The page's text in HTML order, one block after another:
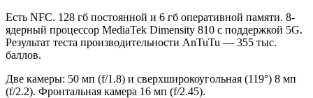
Есть NFC. 128 гб постоянной и 6 гб оперативной памяти. 8-
ядерный процессор MediaTek Dimensity 810 с поддержкой 5G.
Результат теста производительности AnTuTu — 355 тыс.
баллов.
Две камеры: 50 мп (f/1.8) и сверхширокоугольная (119°) 8 мп
(f/2.2). Фронтальная камера 16 мп (f/2.45).